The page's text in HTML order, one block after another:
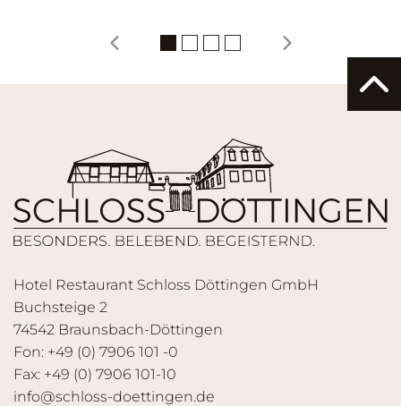
Hotel Restaurant Schloss Döttingen GmbH
Buchsteige 2
74542 Braunsbach-Döttingen
Fon: +49 (0) 7906 101 -0
Fax: +49 (0) 7906 101-10
info@schloss-doettingen.de